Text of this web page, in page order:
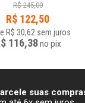
R$ 245,00
R$ 122,50
R$ 30,62 sem juros
116,38no pix
suas